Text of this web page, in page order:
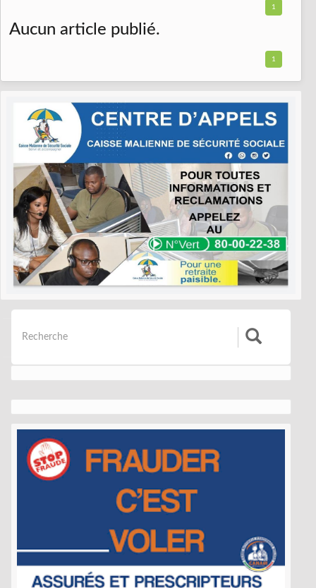
1
Aucun article publié.
1